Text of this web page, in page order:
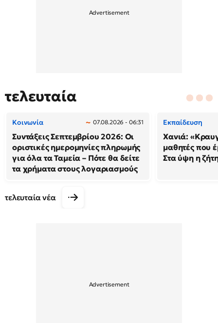
τελευταία
Κοινωνία 07.08.2026 - 06:31
Συντάξεις Σεπτεμβρίου 2026: Οι
οριστικές ημερομηνίες πληρωμής
για όλα τα Ταμεία – Πότε θα δείτε
τα χρήματα στους λογαριασμούς
Εκπαίδευση
Χανιά:
μαθητές που
Στα ύψη η
τελευταία νέα